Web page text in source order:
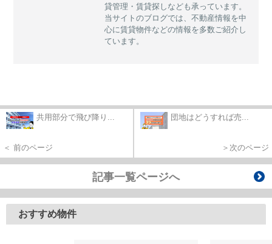
貸管理・賃貸探しなども承っています。
当サイトのブログでは、不動産情報を中
心に賃貸物件などの情報を多数ご紹介し
ています。
共用部分で飛び降り...
＜ 前のページ
団地はどうすれば売...
＞次のページ
記事一覧ページへ
おすすめ物件